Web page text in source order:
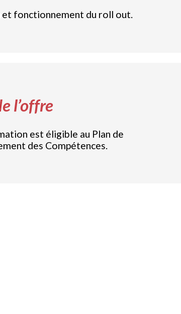
fonctionnement du roll out.
l’offre
est éligible au Plan de
des Compétences.